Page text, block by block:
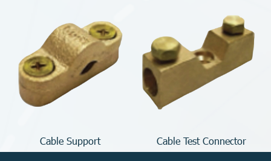
Cable Support Cable Test Connector